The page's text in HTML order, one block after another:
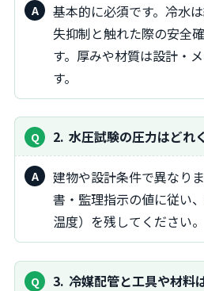
基本的に必須です。冷水は結露防止、温水は熱損
失抑制と触れた際の安全
す。厚みや材質は設計・
す。
2 水圧試験の圧力はどれ
建物や設計条件で異なります。必ず図面・仕様
書・監理指示の値に従い
温度）を残してください。
3 冷媒配管と工具や材料